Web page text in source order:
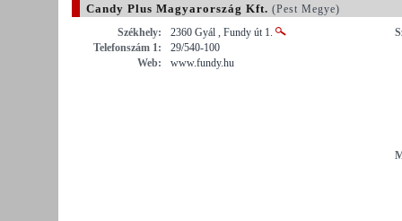
Candy Plus Magyarország Kft. (Pest Megye)
Székhely:
2360 Gyál , Fundy út 1.
Telefonszám 1:
29/540-100
Web:
www.fundy.hu